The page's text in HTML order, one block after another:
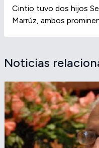
Cintio tuvo dos hijos
Marrúz, ambos
Noticias